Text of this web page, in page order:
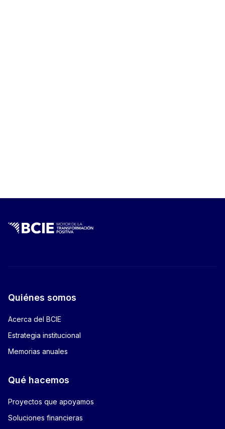
Quiénes somos
Acerca del BCIE
Estrategia institucional
Memorias anuales
Qué hacemos
Proyectos que apoyamos
Soluciones financieras